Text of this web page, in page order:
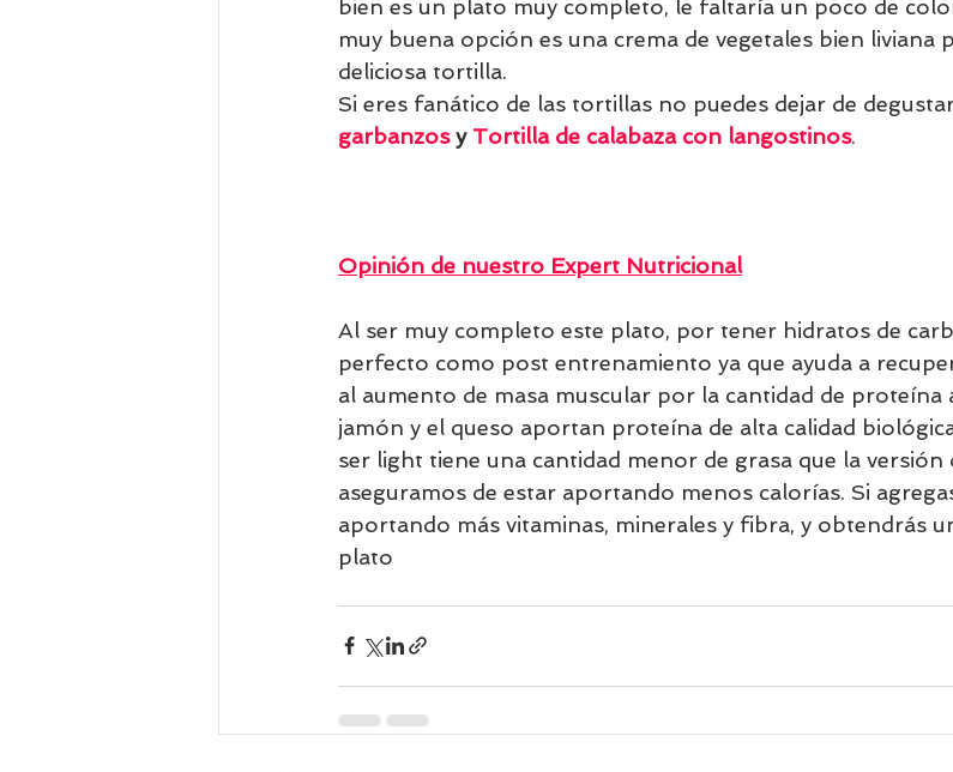
bien es un plato muy completo, le faltaría un poco de
muy buena opción es una crema de vegetales bien liviana
deliciosa tortilla.
Si eres fanático de las tortillas no puedes dejar de
garbanzos y Tortilla de calabaza con langostinos.
Opinión de nuestro Expert Nutricional
Al ser muy completo este plato, por tener hidratos de
perfecto como post entrenamiento ya que ayuda a
al aumento de masa muscular por la cantidad de proteína
jamón y el queso aportan proteína de alta calidad
ser light tiene una cantidad menor de grasa que la
aseguramos de estar aportando menos calorías. Si
aportando más vitaminas, minerales y fibra, y obtendrás
plato